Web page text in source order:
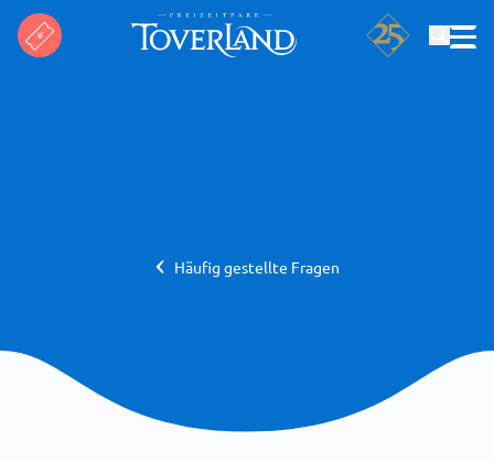
Häufig gestellte Fragen